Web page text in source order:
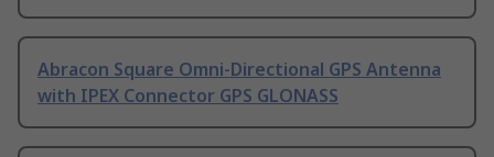
Abracon Square Omni-Directional GPS Antenna
with IPEX Connector GPS GLONASS